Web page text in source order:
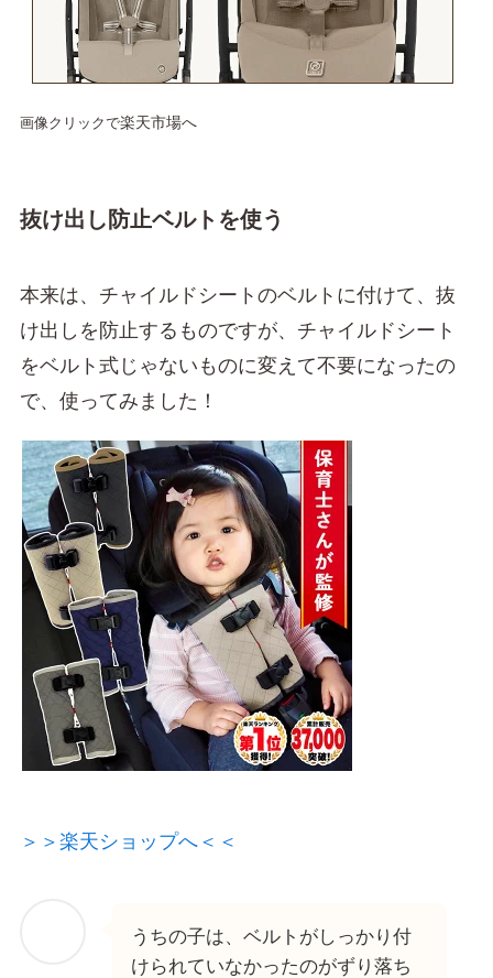
画像クリックで楽天市場へ
抜け出し防止ベルトを使う
本来は、チャイルドシートのベルトに付けて、抜
け出しを防止するものですが、チャイルドシート
をベルト式じゃないものに変えて不要になったの
で、使ってみました！
＞＞楽天ショップへ＜＜
うちの子は、ベルトがしっかり付
けられていなかったのがずり落ち